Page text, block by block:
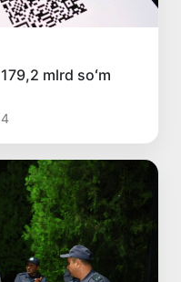
mlrd soʻm